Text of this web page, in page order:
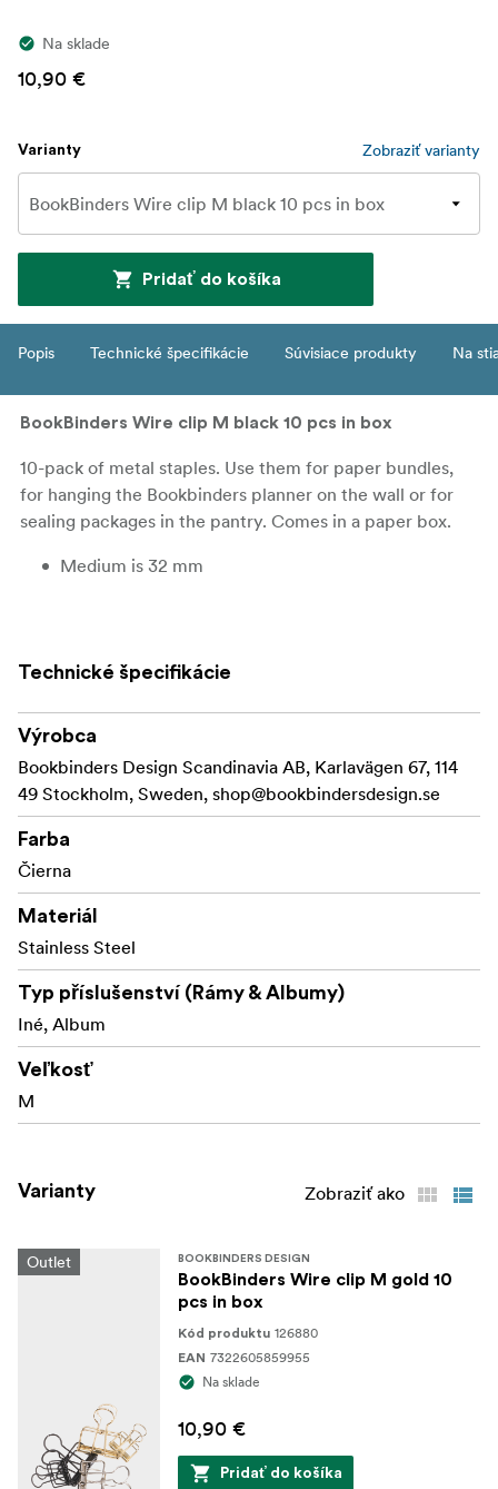
Na sklade
10,90 €
Varianty Zobraziť varianty
Pridať do košíka
Popis Technické špecifikácie Súvisiace produkty Na
BookBinders Wire clip M black 10 pcs in box
10-pack of metal staples. Use them for paper bundles,
for hanging the Bookbinders planner on the wall or for
sealing packages in the pantry. Comes in a paper box.
Medium is 32 mm
Technické špecifikácie
Výrobca
Bookbinders Design Scandinavia AB, Karlavägen 67, 114
49 Stockholm, Sweden, shop@bookbindersdesign.se
Farba
Čierna
Materiál
Stainless Steel
Typ příslušenství (Rámy & Albumy)
Iné, Album
Veľkosť
M
Varianty Zobraziť ako
Outlet BOOKBINDERS DESIGN
BookBinders Wire clip M gold 10
pcs in box
Kód produktu 126880
EAN 7322605859955
Na sklade
10,90 €
Pridať do košíka